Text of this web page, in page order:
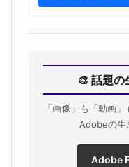
🎨 話題の
「画像」も「動画
Adobeの生
Adobe